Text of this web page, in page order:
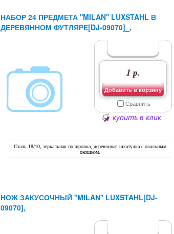
НАБОР 24 ПРЕДМЕТА ''MILAN'' LUXSTAHL В
ДЕРЕВЯННОМ ФУТЛЯРЕ[DJ-09070]_,
Сталь 18/10, зеркальная полировка, деревянная шкатулка с овальным
окошком.
1 р.
Добавить в корзину
Сравнить
купить в клик
НОЖ ЗАКУСОЧНЫЙ ''MILAN'' LUXSTAHL[DJ-
09070],